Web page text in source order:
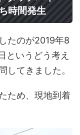
時間発生
たのが2019年8
というどう考え
してきました。
ため、現地到着